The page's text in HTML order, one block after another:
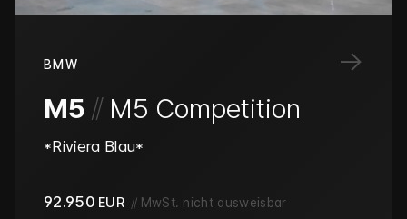
→
BMW
M5 // M5 Competition
*Riviera Blau*
92.950 EUR // MwSt. nicht ausweisbar